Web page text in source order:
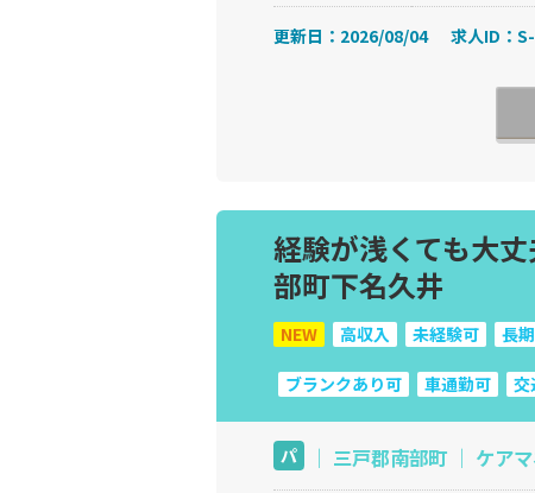
更新日：2026/08/04 求人ID：
経験が浅くても大
部町下名久井
NEW 高収入 未経験可 長
ブランクあり可 車通勤可 交
パ ｜ 三戸郡南部町 ｜ ケア